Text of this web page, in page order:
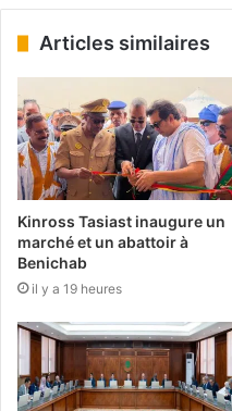
Articles similaires
Kinross Tasiast inaugure un
marché et un abattoir à
Benichab
il y a 19 heures